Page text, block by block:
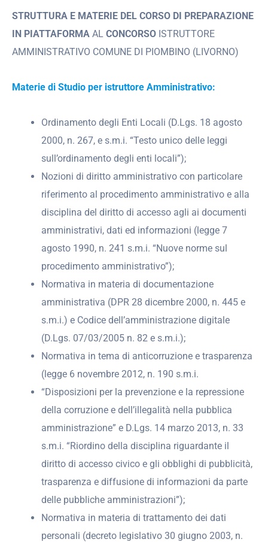
STRUTTURA E MATERIE DEL CORSO DI PREPARAZIONE
IN PIATTAFORMA AL CONCORSO ISTRUTTORE
AMMINISTRATIVO COMUNE DI PIOMBINO (LIVORNO)
Materie di Studio per istruttore Amministrativo:
Ordinamento degli Enti Locali (D.Lgs. 18 agosto
2000, n. 267, e s.m.i. “Testo unico delle leggi
sull’ordinamento degli enti locali”);
Nozioni di diritto amministrativo con particolare
riferimento al procedimento amministrativo e alla
disciplina del diritto di accesso agli ai documenti
amministrativi, dati ed informazioni (legge 7
agosto 1990, n. 241 s.m.i. “Nuove norme sul
procedimento amministrativo”);
Normativa in materia di documentazione
amministrativa (DPR 28 dicembre 2000, n. 445 e
s.m.i.) e Codice dell’amministrazione digitale
(D.Lgs. 07/03/2005 n. 82 e s.m.i.);
Normativa in tema di anticorruzione e trasparenza
(legge 6 novembre 2012, n. 190 s.m.i.
“Disposizioni per la prevenzione e la repressione
della corruzione e dell’illegalità nella pubblica
amministrazione” e D.Lgs. 14 marzo 2013, n. 33
s.m.i. “Riordino della disciplina riguardante il
diritto di accesso civico e gli obblighi di pubblicità,
trasparenza e diffusione di informazioni da parte
delle pubbliche amministrazioni”);
Normativa in materia di trattamento dei dati
personali (decreto legislativo 30 giugno 2003, n.